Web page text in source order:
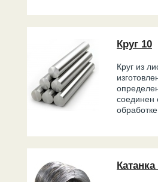
Круг 10
Круг из
соединен
Катанка